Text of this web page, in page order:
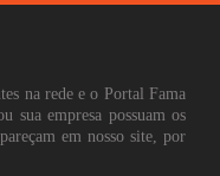
na rede e o Portal Fama
sua empresa possuam os
em nosso site, por